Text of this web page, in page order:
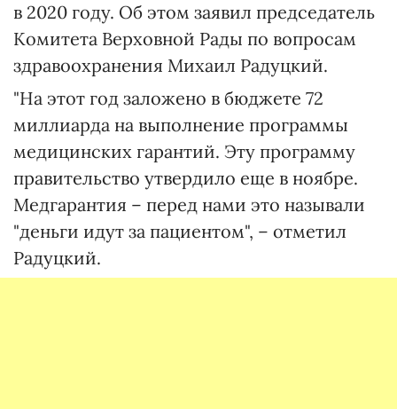
в 2020 году. Об этом заявил председатель
Комитета Верховной Рады по вопросам
здравоохранения Михаил Радуцкий.
"На этот год заложено в бюджете 72
миллиарда на выполнение программы
медицинских гарантий. Эту программу
правительство утвердило еще в ноябре.
Медгарантия – перед нами это называли
"деньги идут за пациентом", – отметил
Радуцкий.